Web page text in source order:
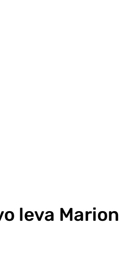
leva Marion